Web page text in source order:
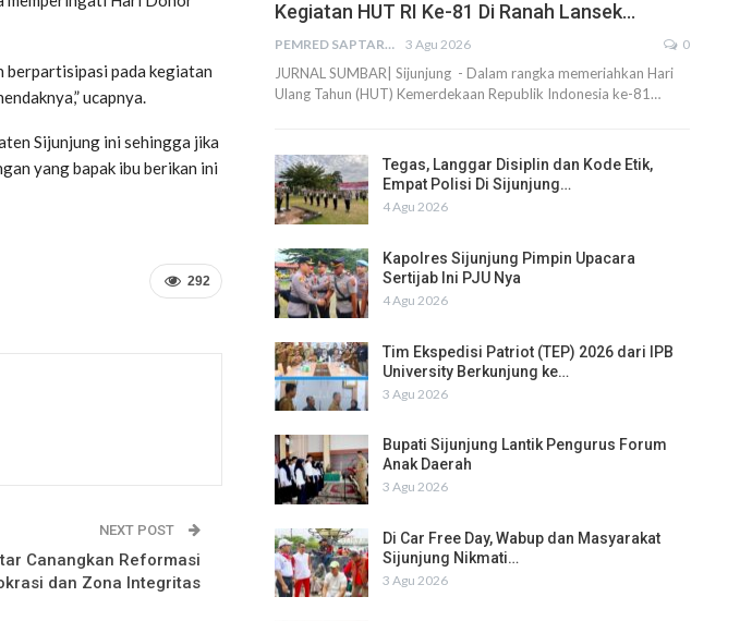
berpartisipasi pada kegiatan
ucapnya.
Sijunjung ini sehingga jika
yang bapak ibu berikan ini
292
NEXT POST
Canangkan Reformasi
dan Zona Integritas
Kegiatan HUT RI Ke-81 Di Ranah Lansek…
PEMRED SAPTARIUS 3 Agu 2026 0
JURNAL SUMBAR| Sijunjung - Dalam rangka memeriahkan Hari
Ulang Tahun (HUT) Kemerdekaan Republik Indonesia ke-81…
Tegas, Langgar Disiplin dan Kode Etik,
Empat Polisi Di Sijunjung…
4 Agu 2026
Kapolres Sijunjung Pimpin Upacara
Sertijab Ini PJU Nya
4 Agu 2026
Tim Ekspedisi Patriot (TEP) 2026 dari IPB
University Berkunjung ke…
3 Agu 2026
Bupati Sijunjung Lantik Pengurus Forum
Anak Daerah
3 Agu 2026
Di Car Free Day, Wabup dan Masyarakat
Sijunjung Nikmati…
3 Agu 2026